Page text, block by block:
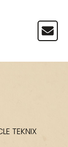
TEKNIX